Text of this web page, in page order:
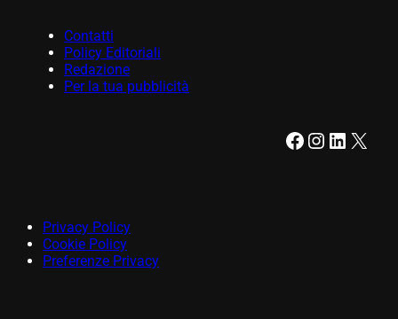
Contatti
Policy Editoriali
Redazione
Per la tua pubblicità
Facebook Instagram LinkedIn X
Privacy Policy
Cookie Policy
Preferenze Privacy